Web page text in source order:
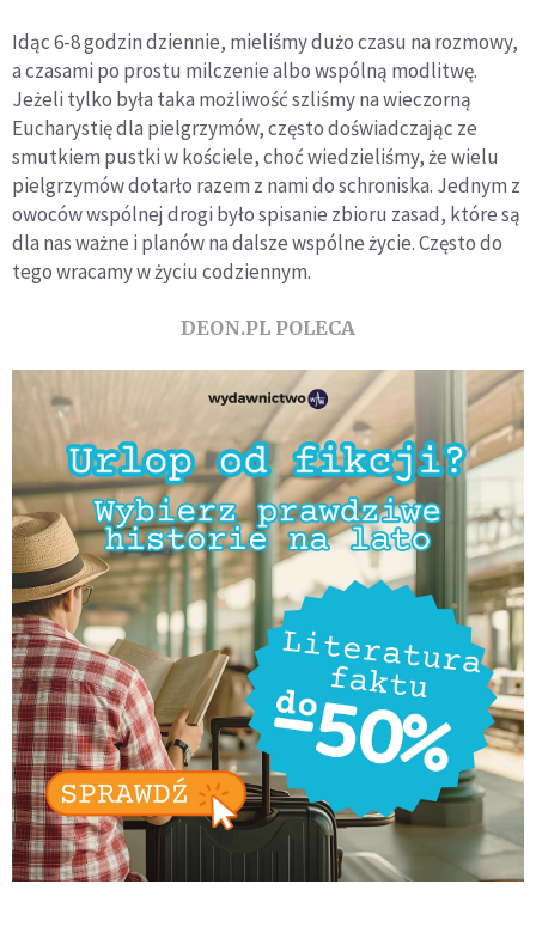
Idąc 6-8 godzin dziennie, mieliśmy dużo czasu na rozmowy,
a czasami po prostu milczenie albo wspólną modlitwę.
Jeżeli tylko była taka możliwość szliśmy na wieczorną
Eucharystię dla pielgrzymów, często doświadczając ze
smutkiem pustki w kościele, choć wiedzieliśmy, że wielu
pielgrzymów dotarło razem z nami do schroniska. Jednym z
owoców wspólnej drogi było spisanie zbioru zasad, które są
dla nas ważne i planów na dalsze wspólne życie. Często do
tego wracamy w życiu codziennym.
DEON.PL POLECA